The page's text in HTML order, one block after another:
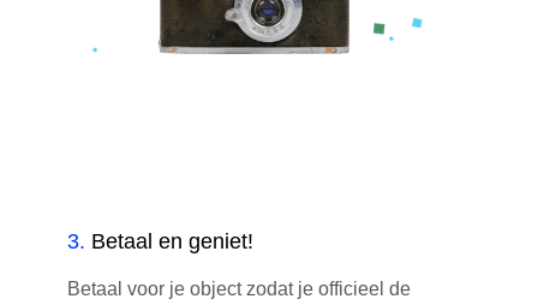
3. Betaal en geniet!
Betaal voor je object zodat je officieel de